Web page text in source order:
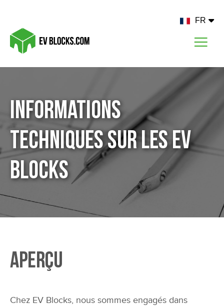
FR
Informations
techniques sur les EV
Blocks
aperçu
Chez EV Blocks, nous sommes engagés dans